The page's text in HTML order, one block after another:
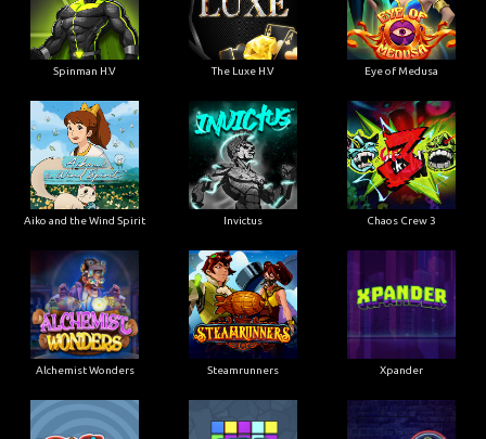
Spinman H.V The Luxe H.V Eye of Medusa
Aiko and the Wind Spirit Invictus Chaos Crew 3
Alchemist Wonders Steamrunners Xpander